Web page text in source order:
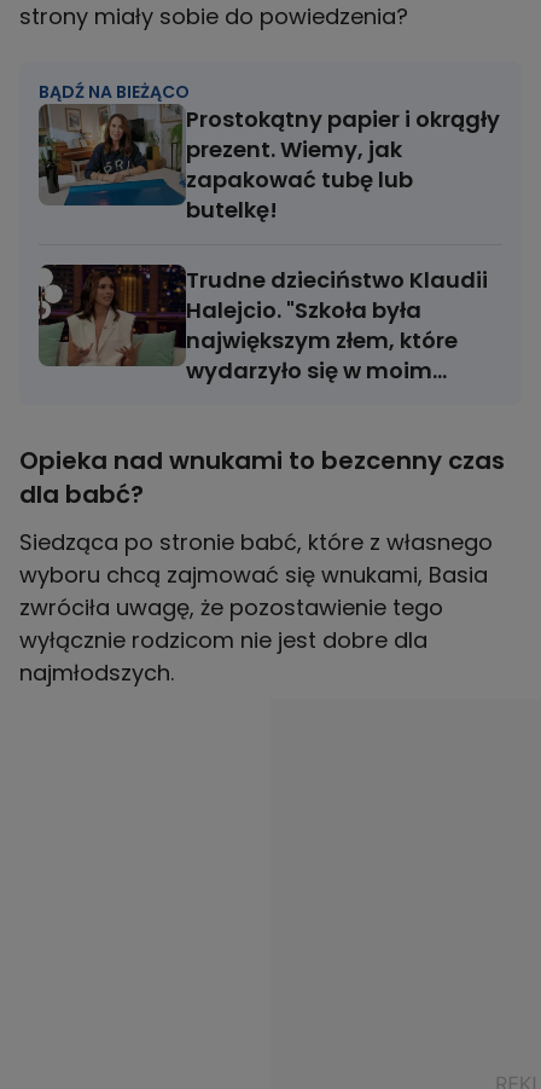
strony miały sobie do powiedzenia?
BĄDŹ NA BIEŻĄCO
Prostokątny papier i okrągły
prezent. Wiemy, jak
zapakować tubę lub
butelkę!
Trudne dzieciństwo Klaudii
Halejcio. "Szkoła była
największym złem, które
wydarzyło się w moim
Opieka nad wnukami to bezcenny czas
dla babć?
Siedząca po stronie babć, które z własnego
wyboru chcą zajmować się wnukami, Basia
zwróciła uwagę, że pozostawienie tego
wyłącznie rodzicom nie jest dobre dla
najmłodszych.